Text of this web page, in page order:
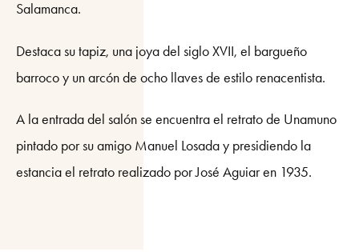
Salamanca.
Destaca su tapiz, una joya del siglo XVII, el bargueño
barroco y un arcón de ocho llaves de estilo renacentista.
A la entrada del salón se encuentra el retrato de Unamuno
pintado por su amigo Manuel Losada y presidiendo la
estancia el retrato realizado por José Aguiar en 1935.